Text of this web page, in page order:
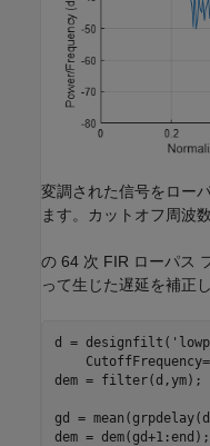
変調された信号をロー
ます。カットオフ周波数
の 64 次 FIR ローパス
って生じた遅延を補正し
d = designfilt(
dem = filter(d,ym);
gd =
dem = dem(gd+1:end);